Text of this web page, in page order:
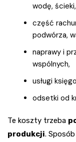
wodę,
część
podwórza,
naprawy i
wspólnych,
usługi
odsetki od
Te koszty trzeba
produkcji.